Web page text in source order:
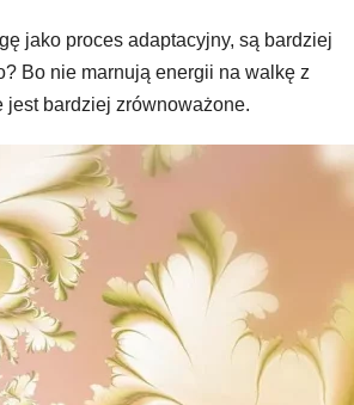
jako proces adaptacyjny, są bardziej
Bo nie marnują energii na walkę z
jest bardziej zrównoważone.
2026 REDAKTOR
BLOG
w
– czego
turyści